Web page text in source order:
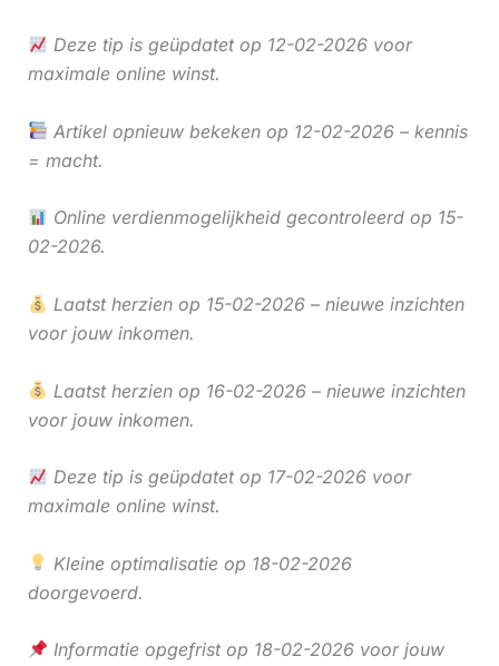
Deze tip is geüpdatet op 12-02-2026 voor
maximale online winst.
Artikel opnieuw bekeken op 12-02-2026 – kennis
= macht.
Online verdienmogelijkheid gecontroleerd op 15-
02-2026.
Laatst herzien op 15-02-2026 – nieuwe inzichten
voor jouw inkomen.
Laatst herzien op 16-02-2026 – nieuwe inzichten
voor jouw inkomen.
Deze tip is geüpdatet op 17-02-2026 voor
maximale online winst.
Kleine optimalisatie op 18-02-2026
doorgevoerd.
Informatie opgefrist op 18-02-2026 voor jouw